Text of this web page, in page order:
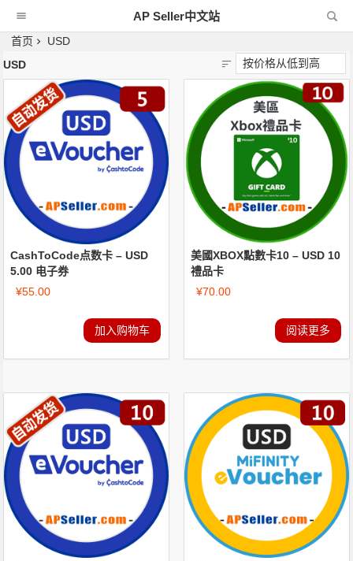
AP Seller中文站
首页
USD
USD
CashToCode点数卡 – USD
5.00 电子券
¥55.00
加入购物车
美國XBOX點數卡10 – USD 10
禮品卡
¥70.00
阅读更多